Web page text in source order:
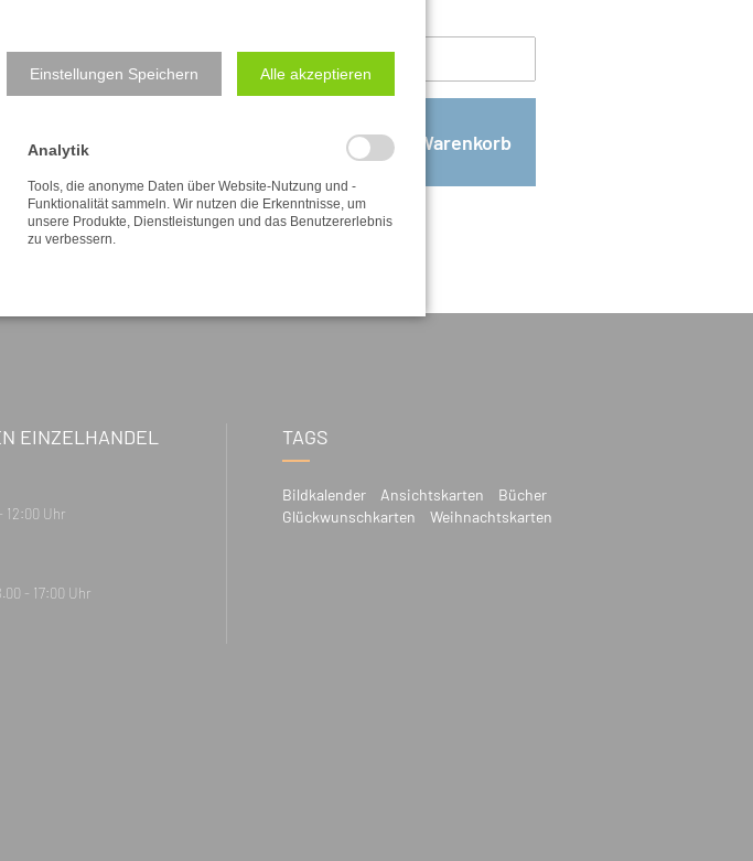
EINZELHANDEL
12:00 Uhr
- 17:00 Uhr
TAGS
Bildkalender Ansichtskarten
Bücher
Glückwunschkarten
Weihnachtskarten
Einstellungen Speichern Alle akzeptieren
Analytik
Tools, die anonyme Daten über Website-Nutzung und -
Funktionalität sammeln. Wir nutzen die Erkenntnisse, um
unsere Produkte, Dienstleistungen und das Benutzererlebnis
zu verbessern.